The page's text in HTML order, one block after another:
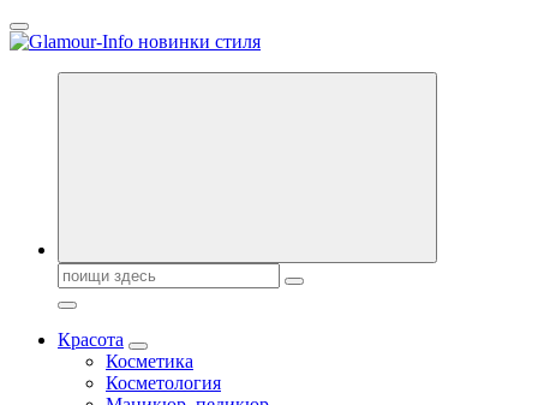
Перейти
к
Секреты молодости, красоты и долголетия. Гламурный журнал
Поиск:
Красота
Косметика
Косметология